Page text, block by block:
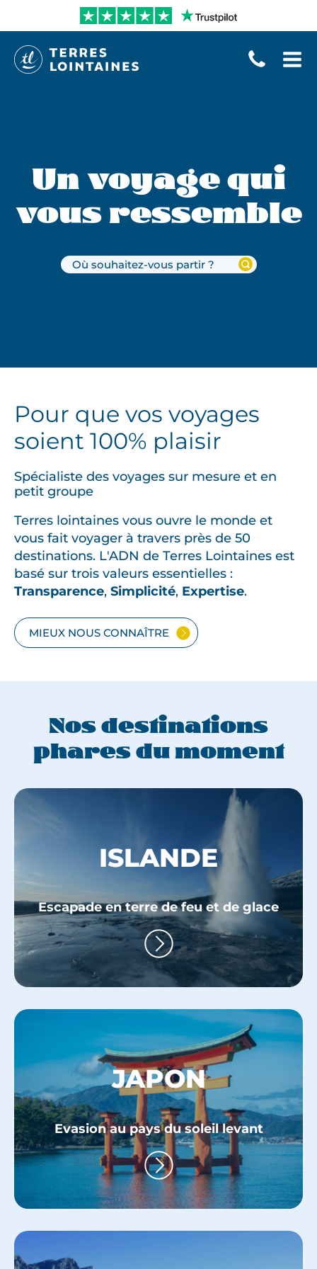
directement
contenu
Un voyage qui
vous ressemble
Pour que vos voyages
soient 100% plaisir
Spécialiste des voyages sur mesure et en
petit groupe
Terres lointaines vous ouvre le monde et
vous fait voyager à travers près de 50
destinations. L'ADN de Terres Lointaines est
basé sur trois valeurs essentielles :
Transparence, Simplicité, Expertise.
MIEUX NOUS CONNAÎTRE
Nos destinations
phares du moment
DÉCOUVREZ
NOS
VOYAGE
POUR
LA
DESTINATION
ISLANDE
Escapade en terre de feu et de glace
DÉCOUVREZ
NOS
VOYAGE
POUR
LA
DESTINATION
JAPON
Evasion au pays du soleil levant